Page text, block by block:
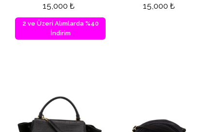
15,000 ₺
2 ve Üzeri Alımlarda %40
İndirim
15,000 ₺